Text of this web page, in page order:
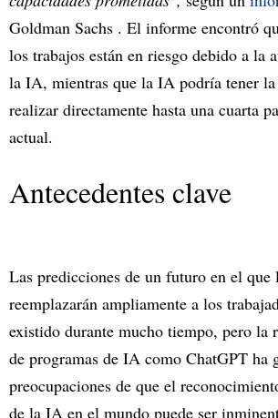
Goldman Sachs . El informe encontró
los trabajos están en riesgo debido a la
la IA, mientras que la IA podría tener la
realizar directamente hasta una cuarta
actual.
Antecedentes clave
Las predicciones de un futuro en el que
reemplazarán ampliamente a los
existido durante mucho tiempo, pero la
de programas de IA como ChatGPT ha
preocupaciones de que el
de la IA en el mundo puede ser